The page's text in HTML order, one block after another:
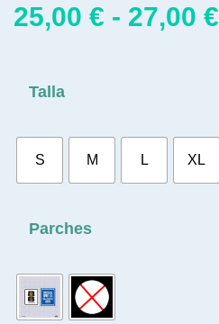
25,00 € - 27,00 €
Talla
S M L XL
Parches